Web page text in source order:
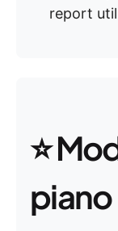
report
⭐
piano